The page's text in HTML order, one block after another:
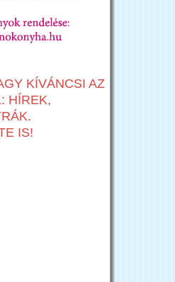
KÍVÁNCSI AZ
HÍREK,
IS!